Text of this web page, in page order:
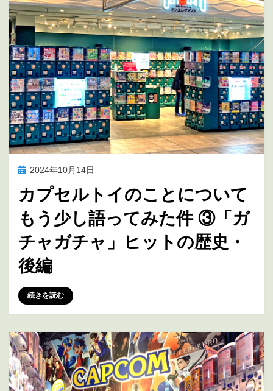
投
日:
2024年10月14日
カプセルトイのことについて
もう少し語ってみた件 ③「ガ
チャガチャ」ヒットの歴史・
後編
投稿者marumegane
続きを読む